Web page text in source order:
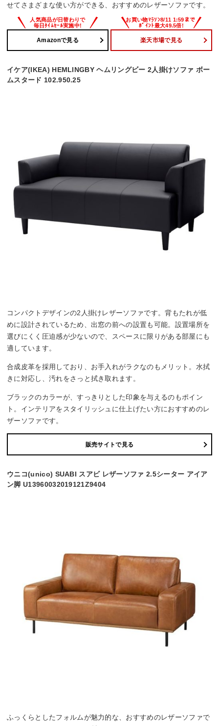
せてさまざまな使い方ができる、おすすめのレザーソファです。
Amazonで見る 楽天市場で見る
イケア(IKEA) HEMLINGBY ヘムリングビー 2人掛けソファ ボー
ムスタード 102.950.25
コンパクトデザインの2人掛けレザーソファです。背もたれが低
めに設計されているため、出窓の前への設置も可能。設置場所を
選びにくく圧迫感が少ないので、スペースに限りがある部屋にも
適しています。
合成皮革を採用しており、お手入れがラクなのもメリット。水拭
きに対応し、汚れをさっと拭き取れます。
ブラックのカラーが、すっきりとした印象を与えるのもポイン
ト。インテリアをスタイリッシュに仕上げたい方におすすめのレ
ザーソファです。
販売サイトで見る
ウニコ(unico) SUABI スアビ レザーソファ 2.5シーター アイア
ン脚 U13960032019121Z9404
ふっくらとしたフォルムが魅力的な、おすすめのレザーソファで